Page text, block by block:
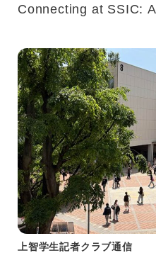
Connecting at SSIC:
上智学生記者クラブ通信